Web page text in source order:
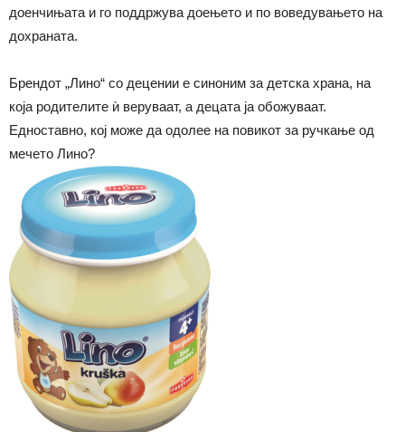
доенчињата и го поддржува доењето и по воведувањето на
дохраната.
Брендот „Лино“ со децении е синоним за детска храна, на
која родителите ѝ веруваат, а децата ја обожуваат.
Едноставно, кој може да одолее на повикот за ручкање од
мечето Лино?